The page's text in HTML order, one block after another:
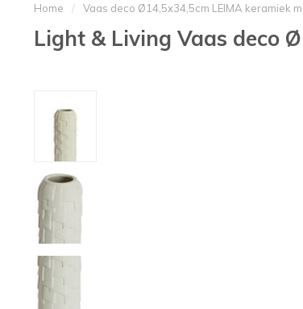
Home / Vaas deco Ø14,5x34,5cm LEIMA keramiek
Light & Living Vaas deco